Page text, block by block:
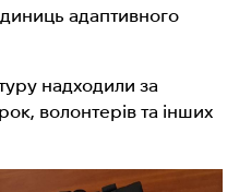
адаптивного
надходили за
волонтерів та інших